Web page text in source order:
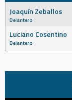
Joaquín Zeballos
Delantero
Luciano Cosentino
Delantero